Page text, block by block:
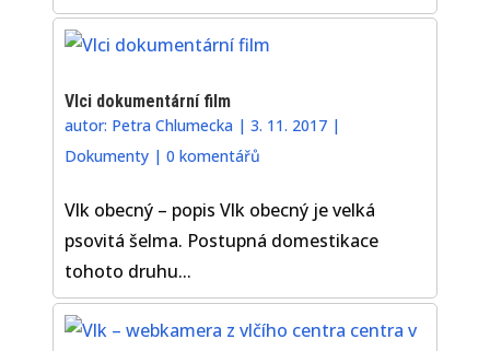
Vlci dokumentární film
autor: Petra Chlumecka |3. 11. 2017 |
Dokumenty |0 komentářů
Vlk obecný – popis Vlk obecný je velká
psovitá šelma. Postupná domestikace
tohoto druhu...